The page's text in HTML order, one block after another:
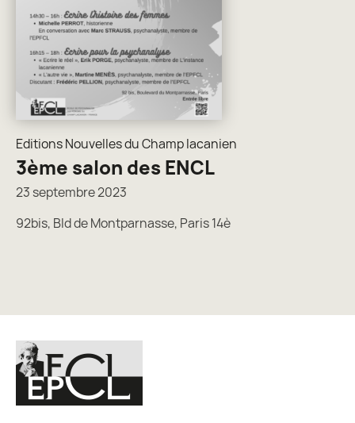
Editions Nouvelles du Champ lacanien
3ème salon des ENCL
23 septembre 2023
92bis, Bld de Montparnasse, Paris 14è